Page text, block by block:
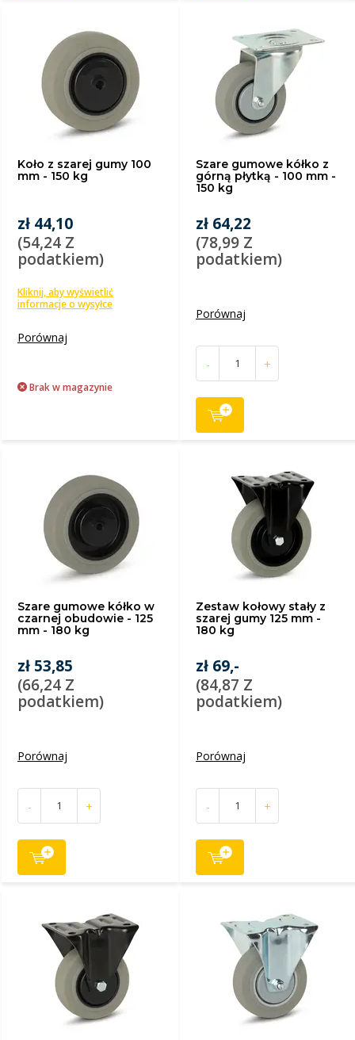
Koło z szarej gumy 100
mm - 150 kg
zł 44,10
(54,24 Z
podatkiem)
Kliknij, aby wyświetlić
informacje o wysyłce
Porównaj
Brak w magazynie
Szare gumowe kółko z
górną płytką - 100 mm -
150 kg
zł 64,22
(78,99 Z
podatkiem)
Porównaj
- +
Szare gumowe kółko w
czarnej obudowie - 125
mm - 180 kg
zł 53,85
(66,24 Z
podatkiem)
Porównaj
- +
Zestaw kołowy stały z
szarej gumy 125 mm -
180 kg
zł 69,-
(84,87 Z
podatkiem)
Porównaj
- +